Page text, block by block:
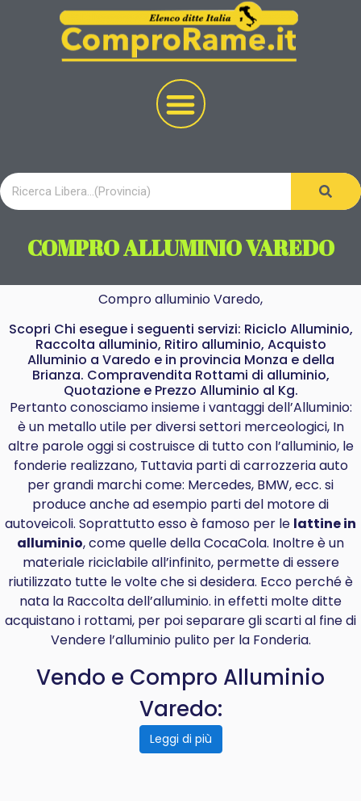
COMPRO ALLUMINIO VAREDO
Compro alluminio Varedo,
Scopri Chi esegue i seguenti servizi: Riciclo Alluminio,
Raccolta alluminio, Ritiro alluminio, Acquisto
Alluminio a Varedo e in provincia Monza e della
Brianza. Compravendita Rottami di alluminio,
Quotazione e Prezzo Alluminio al Kg.
Pertanto conosciamo insieme i vantaggi dell’Alluminio:
è un metallo utile per diversi settori merceologici, In
altre parole oggi si costruisce di tutto con l’alluminio, le
fonderie realizzano, Tuttavia parti di carrozzeria auto
per grandi marchi come: Mercedes, BMW, ecc. si
produce anche ad esempio parti del motore di
autoveicoli. Soprattutto esso è famoso per le lattine in
alluminio, come quelle della CocaCola. Inoltre è un
materiale riciclabile all’infinito, permette di essere
riutilizzato tutte le volte che si desidera. Ecco perché è
nata la Raccolta dell’alluminio. in effetti molte ditte
acquistano i rottami, per poi separare gli scarti al fine di
Vendere l’alluminio pulito per la Fonderia.
Vendo e Compro Alluminio
Varedo:
Leggi di più